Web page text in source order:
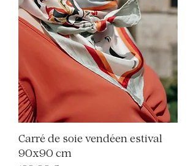
Carré de soie vendéen estival
90x90 cm